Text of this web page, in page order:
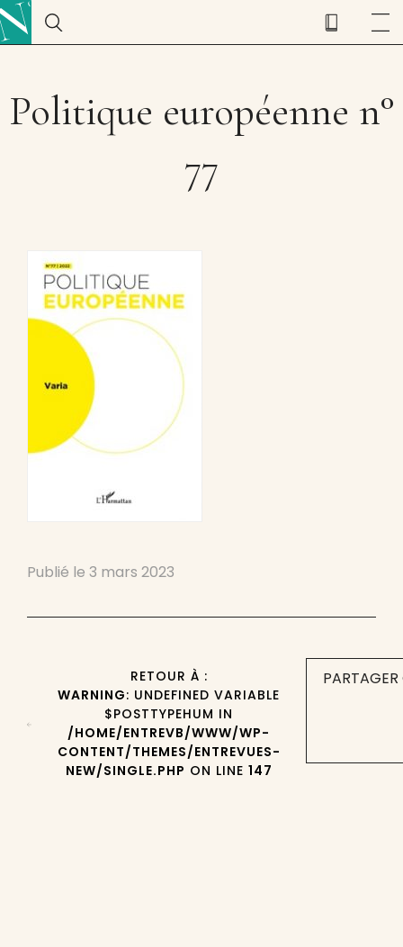
Politique européenne n°
77
Publié le 3 mars 2023
RETOUR À :
WARNING: UNDEFINED VARIABLE
$POSTTYPEHUM IN
/HOME/ENTREVB/WWW/WP-
CONTENT/THEMES/ENTREVUES-
NEW/SINGLE.PHP ON LINE 147